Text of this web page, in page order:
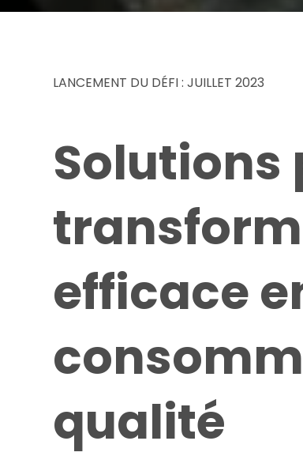
LANCEMENT DU DÉFI : JUILLET 2023
Solutions
efficace
qualité